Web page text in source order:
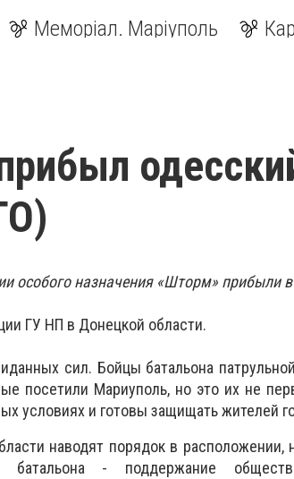
Меморіал. Маріуполь
особого назначения «Шторм» прибыли
ГУ НП в Донецкой области.
сил. Бойцы батальона
посетили Мариуполь, но это их не
условиях и готовы защищать жителей
наводят порядок в расположении,
- поддержание